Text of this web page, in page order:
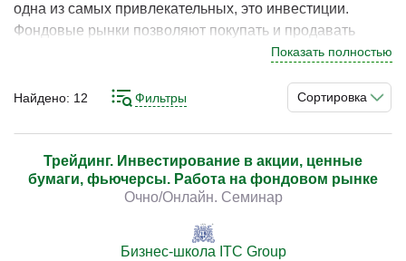
одна из самых привлекательных, это инвестиции.
Фондовые рынки позволяют покупать и продавать
ценные бумаги, получая прибыль с разницы цен или
трейдингом, заниматься не следует. Тогда вы рискуете
вместо увеличения своих активов, окончательно их
потерять. Разобраться в работе на фондовом рынке
можно с помощью различных самоучителей и
профильной литературы. Однако это достаточно долго
и информация там зачастую уже частично устарела.
Лучше воспользоваться соответствующими курсами
подготовки. В их программах представлена только
Показать полностью
Сортировка
Найдено: 12 Фильтры
Трейдинг. Инвестирование в акции, ценные
бумаги, фьючерсы. Работа на фондовом рынке
Очно/Онлайн. Семинар
Бизнес-школа ITC Group